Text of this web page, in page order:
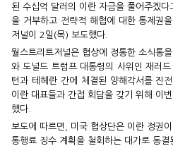
된 수십억 달러의 이란 자금을 풀어주겠
을 거부하고 전략적 해협에 대한 통제권
저널이 2일(목) 보도했다.
월스트리트저널은 협상에 정통한 소식통
와 도널드 트럼프 대통령의 사위인 재러
턴과 테헤란 간에 체결된 양해각서를 진
이란 대표들과 간접 회담을 갖기 위해 이
했다.
보도에 따르면, 미국 협상단은 이란 정권
통행료 징수 계획을 철회하는 대가로 동